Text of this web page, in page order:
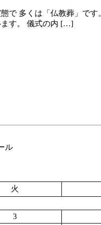
で 多くは「仏教葬」で
ます。 儀式の内 […]
ル
火
3